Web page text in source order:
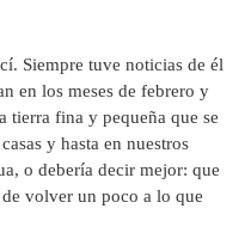
Siempre tuve noticias de él
en los meses de febrero y
tierra fina y pequeña que se
y hasta en nuestros
o debería decir mejor: que
volver un poco a lo que